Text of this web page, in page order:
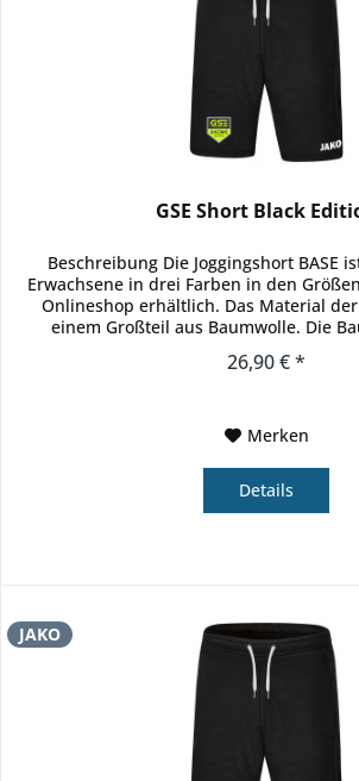
GSE Short Black
Beschreibung Die Joggingshort BASE
Erwachsene in drei Farben in den Größen
Onlineshop erhältlich. Das Material
einem Großteil aus Baumwolle. Die
26,90 € *
Merken
Details
JAKO